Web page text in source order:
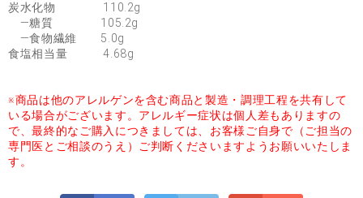
炭水化物 110.2g
―糖質 105.2g
―食物繊維 5.0g
食塩相当量 4.68g
※商品は他のアレルゲンを含む商品と製造・調理工程を共有して
いる場合がございます。アレルギー症状は個人差もありますの
で、最終的なご購入につきましては、お客様ご自身で（ご担当の
専門医とご相談のうえ）ご判断くださいますようお願いいたしま
す。